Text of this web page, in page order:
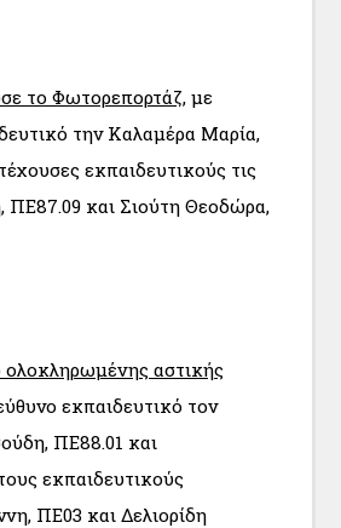
το Φωτορεπορτάζ, με
την Καλαμέρα Μαρία,
εκπαιδευτικούς τις
ΠΕ87.09 και Σιούτη Θεοδώρα,
ολοκληρωμένης αστικής
εκπαιδευτικό τον
ΠΕ88.01 και
εκπαιδευτικούς
ΠΕ03 και Δελιορίδη